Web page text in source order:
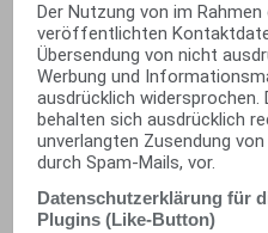
Der Nutzung von im
veröffentlichten
Übersendung von nicht
Werbung und
ausdrücklich widersprochen.
behalten sich ausdrücklich
unverlangten Zusendung
durch Spam-Mails, vor.
Datenschutzerklärung für
Plugins (Like-Button)